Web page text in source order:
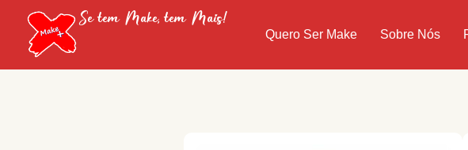
Se tem Make, tem Mais!
Quero Ser Make Sobre Nós